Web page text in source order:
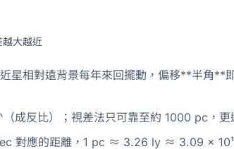
大越近
星相對遠背景每年來回擺動，偏移**半角**
成反比）；視差法只可靠至約 1000 pc，
對應的距離，1 pc ≈ 3.26 ly ≈ 3.09 ×